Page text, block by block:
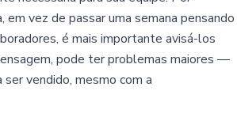
vez de passar uma semana pensando
é mais importante avisá-los
pode ter problemas maiores —
vendido, mesmo com a